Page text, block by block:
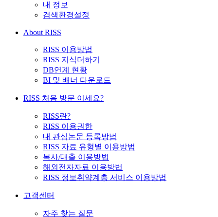
내 정보
검색환경설정
About RISS
RISS 이용방법
RISS 지식더하기
DB연계 현황
BI 및 배너 다운로드
RISS 처음 방문 이세요?
RISS란?
RISS 이용권한
내 관심논문 등록방법
RISS 자료 유형별 이용방법
복사/대출 이용방법
해외전자자료 이용방법
RISS 정보취약계층 서비스 이용방법
고객센터
자주 찾는 질문